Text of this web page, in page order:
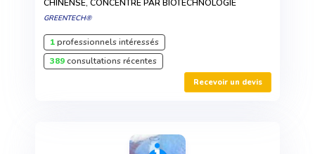
CHINENSE, CONCENTRÉ PAR BIOTECHNOLOGIE
GREENTECH®
1professionnels intéressés
389consultations récentes
Recevoir un devis